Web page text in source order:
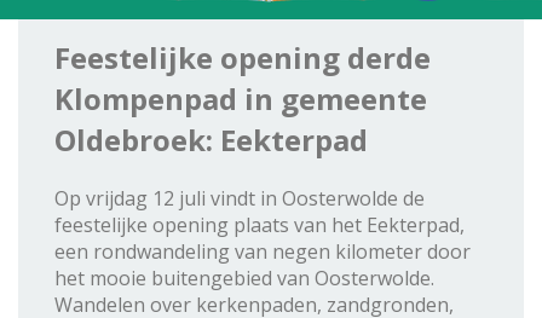
Feestelijke opening derde
Klompenpad in gemeente
Oldebroek: Eekterpad
Op vrijdag 12 juli vindt in Oosterwolde de
feestelijke opening plaats van het Eekterpad,
een rondwandeling van negen kilometer door
het mooie buitengebied van Oosterwolde.
Wandelen over kerkenpaden, zandgronden,